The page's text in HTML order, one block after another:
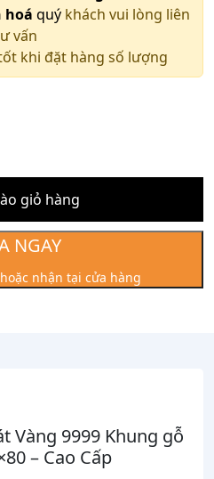
hoá quý khách vui lòng liên
vấn
khi đặt hàng số lượng
giỏ hàng
NGAY
nhận tại cửa hàng
Vàng 9999 Khung gỗ
– Cao Cấp